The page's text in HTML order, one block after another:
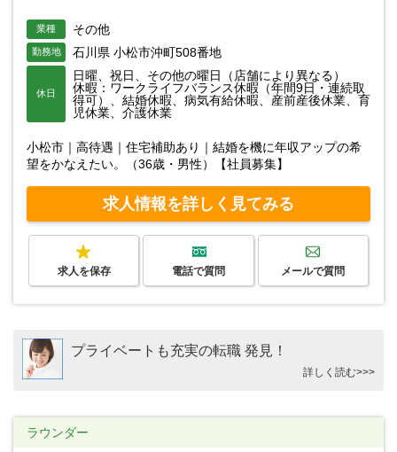
業種 その他
勤務地 石川県 小松市沖町508番地
休日
日曜、祝日、その他の曜日（店舗により異なる）
休暇：ワークライフバランス休暇（年間9日・連続取
得可）、結婚休暇、病気有給休暇、産前産後休業、育
児休業、介護休業
小松市｜高待遇｜住宅補助あり｜結婚を機に年収アップの希
望をかなえたい。（36歳・男性）【社員募集】
求人情報を詳しく見てみる
求人を保存 電話で質問 メールで質問
プライベートも充実の転職 発見！
詳しく読む>>>
ラウンダー